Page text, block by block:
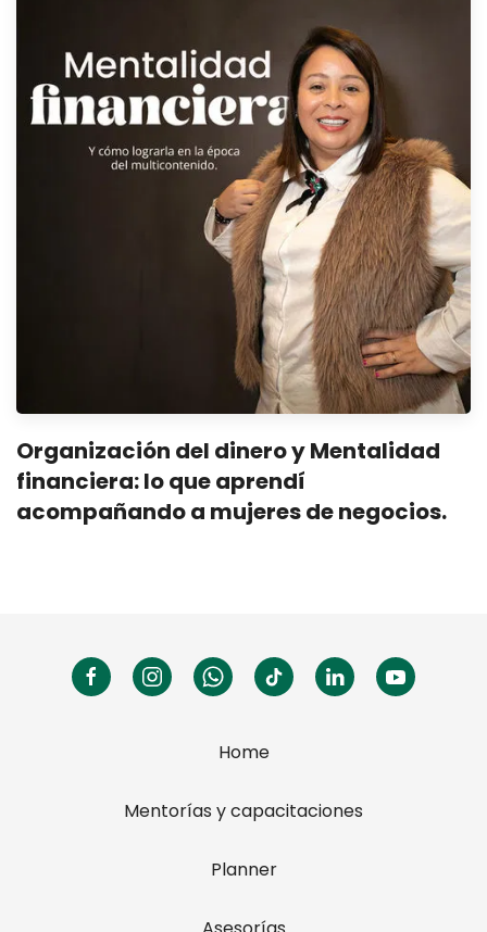
Organización del dinero y Mentalidad
financiera: lo que aprendí
acompañando a mujeres de negocios.
Home
Mentorías y capacitaciones
Planner